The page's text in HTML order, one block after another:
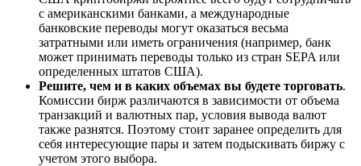
с американскими банками, а международные
банковские переводы могут оказаться весьма
затратными или иметь ограничения (например, банк
может принимать переводы только из стран SEPA или
определенных штатов США).
Решите, чем и в каких объемах вы будете торговать.
Комиссии бирж различаются в зависимости от объема
транзакций и валютных пар, условия вывода валют
также разнятся. Поэтому стоит заранее определить для
себя интересующие пары и затем подыскивать биржу с
учетом этого выбора.